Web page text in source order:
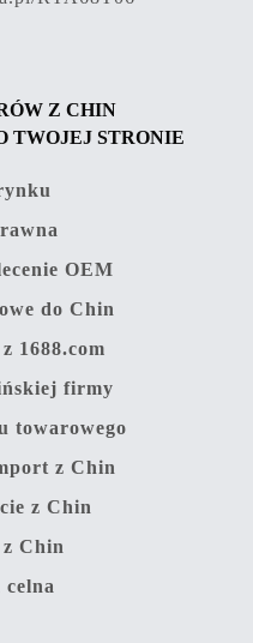
Z CHIN
TWOJEJ STRONIE
OEM
do Chin
1688.com
firmy
towarowego
z Chin
z Chin
Chin